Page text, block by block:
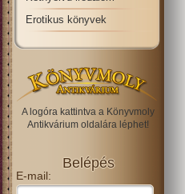
Erotikus könyvek
A logóra kattintva a Könyvmoly
Antikvárium oldalára léphet!
Belépés
E-mail: